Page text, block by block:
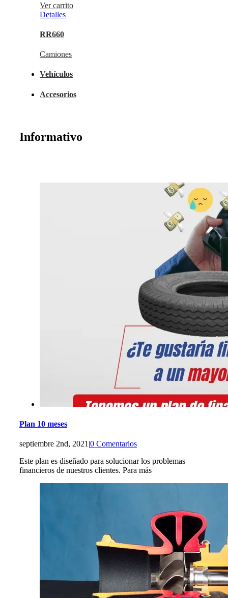
Ver carrito
Detalles
RR660
Camiones
Vehículos
Accesorios
Informativo
Plan 10 meses
septiembre 2nd, 2021 |0 Comentarios
Este plan es diseñado para solucionar los problemas
financieros de nuestros clientes. Para más